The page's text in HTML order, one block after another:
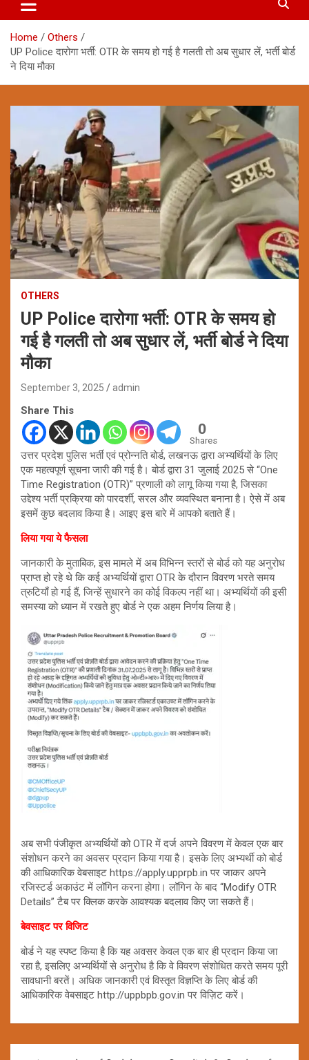
Home
Others
UP Police दारोगा भर्ती: OTR के समय हो गई है गलती तो अब सुधार लें, भर्ती बोर्ड
ने दिया मौका
OTHERS
UP Police दारोगा भर्ती: OTR के समय हो
गई है गलती तो अब सुधार लें, भर्ती बोर्ड ने दिया
मौका
September 3, 2025 admin
Share This
0
Shares
उत्तर प्रदेश पुलिस भर्ती एवं प्रोन्नति बोर्ड, लखनऊ द्वारा अभ्यर्थियों के लिए
एक महत्वपूर्ण सूचना जारी की गई है। बोर्ड द्वारा 31 जुलाई 2025 से “One
Time Registration (OTR)” प्रणाली को लागू किया गया है, जिसका
उद्देश्य भर्ती प्रक्रिया को पारदर्शी, सरल और व्यवस्थित बनाना है। ऐसे में अब
इसमें कुछ बदलाव किया है। आइए इस बारे में आपको बताते हैं।
लिया गया ये फैसला
जानकारी के मुताबिक, इस मामले में अब विभिन्न स्तरों से बोर्ड को यह अनुरोध
प्राप्त हो रहे थे कि कई अभ्यर्थियों द्वारा OTR के दौरान विवरण भरते समय
त्रुटियाँ हो गई हैं, जिन्हें सुधारने का कोई विकल्प नहीं था। अभ्यर्थियों की इसी
समस्या को ध्यान में रखते हुए बोर्ड ने एक अहम निर्णय लिया है।
अब सभी पंजीकृत अभ्यर्थियों को OTR में दर्ज अपने विवरण में केवल एक बार
संशोधन करने का अवसर प्रदान किया गया है। इसके लिए अभ्यर्थी को बोर्ड
की आधिकारिक वेबसाइट https://apply.upprpb.in पर जाकर अपने
रजिस्टर्ड अकाउंट में लॉगिन करना होगा। लॉगिन के बाद “Modify OTR
Details” टैब पर क्लिक करके आवश्यक बदलाव किए जा सकते हैं।
बेवसाइट पर विजिट
बोर्ड ने यह स्पष्ट किया है कि यह अवसर केवल एक बार ही प्रदान किया जा
रहा है, इसलिए अभ्यर्थियों से अनुरोध है कि वे विवरण संशोधित करते समय पूरी
सावधानी बरतें। अधिक जानकारी एवं विस्तृत विज्ञप्ति के लिए बोर्ड की
आधिकारिक वेबसाइट http://uppbpb.gov.in पर विज़िट करें।